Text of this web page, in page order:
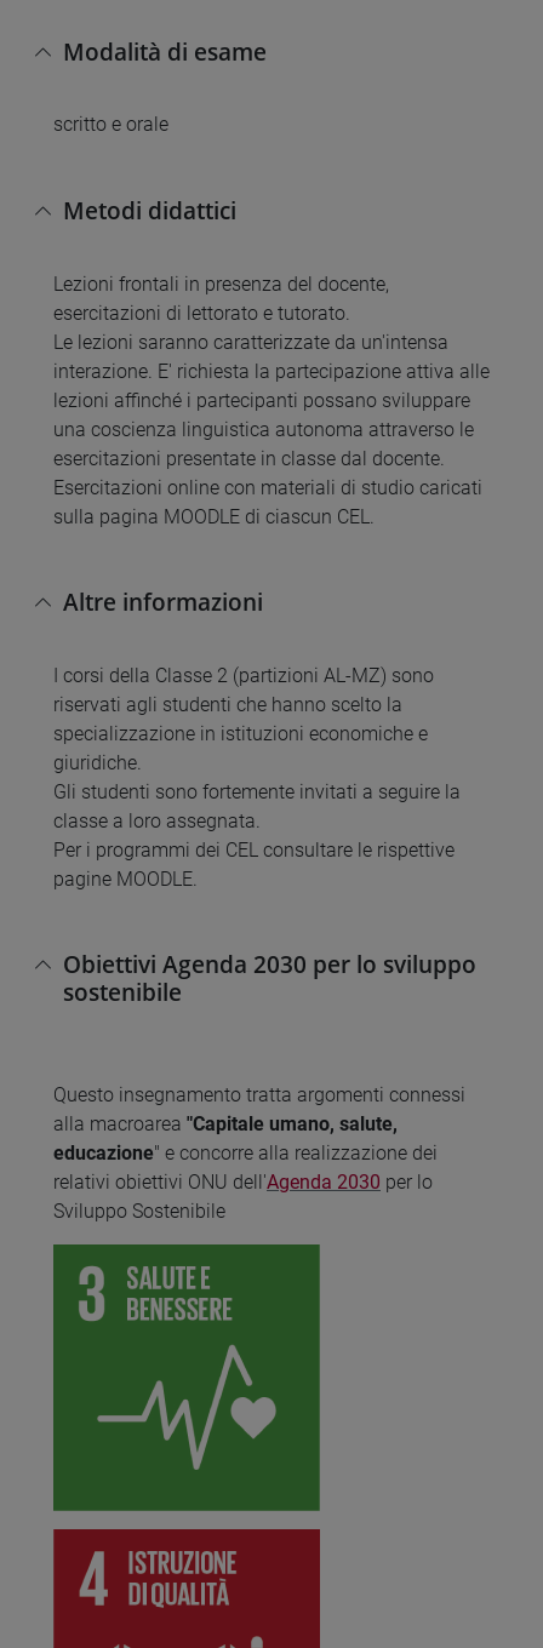
Modalità di esame
scritto e orale
Metodi didattici
Lezioni frontali in presenza del docente,
esercitazioni di lettorato e tutorato.
Le lezioni saranno caratterizzate da un'intensa
interazione. E' richiesta la partecipazione attiva alle
lezioni affinché i partecipanti possano sviluppare
una coscienza linguistica autonoma attraverso le
esercitazioni presentate in classe dal docente.
Esercitazioni online con materiali di studio caricati
sulla pagina MOODLE di ciascun CEL.
Altre informazioni
I corsi della Classe 2 (partizioni AL-MZ) sono
riservati agli studenti che hanno scelto la
specializzazione in istituzioni economiche e
giuridiche.
Gli studenti sono fortemente invitati a seguire la
classe a loro assegnata.
Per i programmi dei CEL consultare le rispettive
pagine MOODLE.
Obiettivi Agenda 2030 per lo sviluppo
sostenibile
Questo insegnamento tratta argomenti connessi
alla macroarea "Capitale umano, salute,
educazione" e concorre alla realizzazione dei
relativi obiettivi ONU dell'Agenda 2030 per lo
Sviluppo Sostenibile